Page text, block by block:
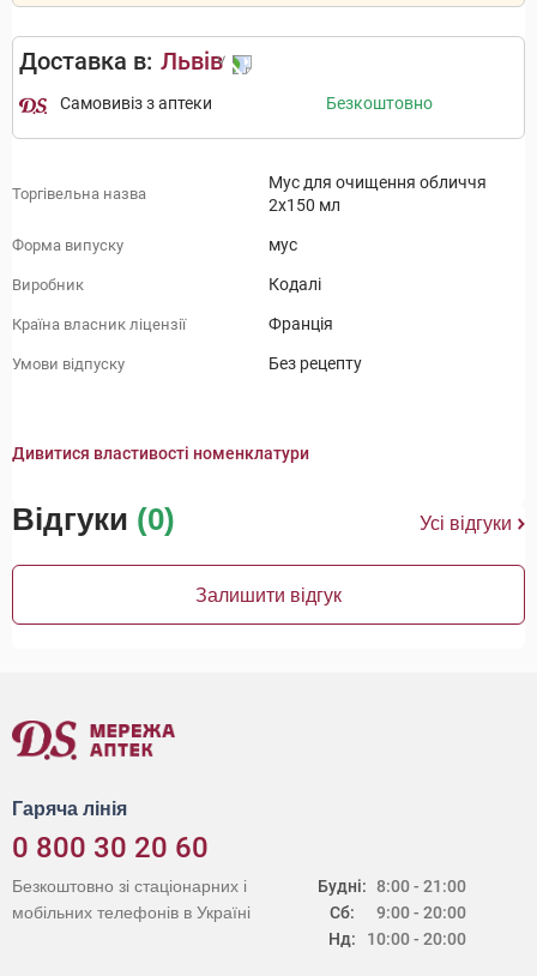
Доставка в: Львів
Самовивіз з аптеки Безкоштовно
Торгівельна назва
Мус для очищення обличчя
2x150 мл
Форма випуску мус
Виробник Кодалі
Країна власник ліцензії Франція
Умови відпуску Без рецепту
Дивитися властивості номенклатури
Відгуки (0) Усі відгуки
Залишити відгук
Гаряча лінія
0 800 30 20 60
Будні:
Сб:
Нд:
8:00 - 21:00
9:00 - 20:00
10:00 - 20:00
Безкоштовно зі стаціонарних і
мобільних телефонів в Україні